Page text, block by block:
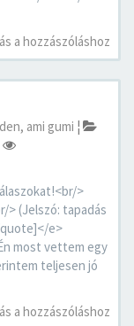
a hozzászóláshoz
ami gumi ¦
>
> (Jelszó: tapadás
e>
most vettem egy
teljesen jó
a hozzászóláshoz